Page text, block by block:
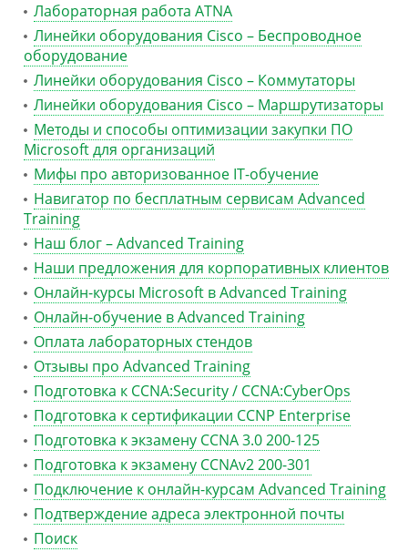
Лабораторная работа ATNA
Линейки оборудования Cisco – Беспроводное
оборудование
Линейки оборудования Cisco – Коммутаторы
Линейки оборудования Cisco – Маршрутизаторы
Методы и способы оптимизации закупки ПО
Microsoft для организаций
Мифы про авторизованное IT-обучение
Навигатор по бесплатным сервисам Advanced
Training
Наш блог – Advanced Training
Наши предложения для корпоративных клиентов
Онлайн-курсы Microsoft в Advanced Training
Онлайн-обучение в Advanced Training
Оплата лабораторных стендов
Отзывы про Advanced Training
Подготовка к CCNA:Security / CCNA:CyberOps
Подготовка к сертификации CCNP Enterprise
Подготовка к экзамену CCNA 3.0 200-125
Подготовка к экзамену CCNAv2 200-301
Подключение к онлайн-курсам Advanced Training
Подтверждение адреса электронной почты
Поиск